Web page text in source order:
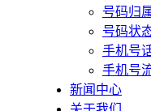
号码归
号码状
手机号
手机号
新闻中心